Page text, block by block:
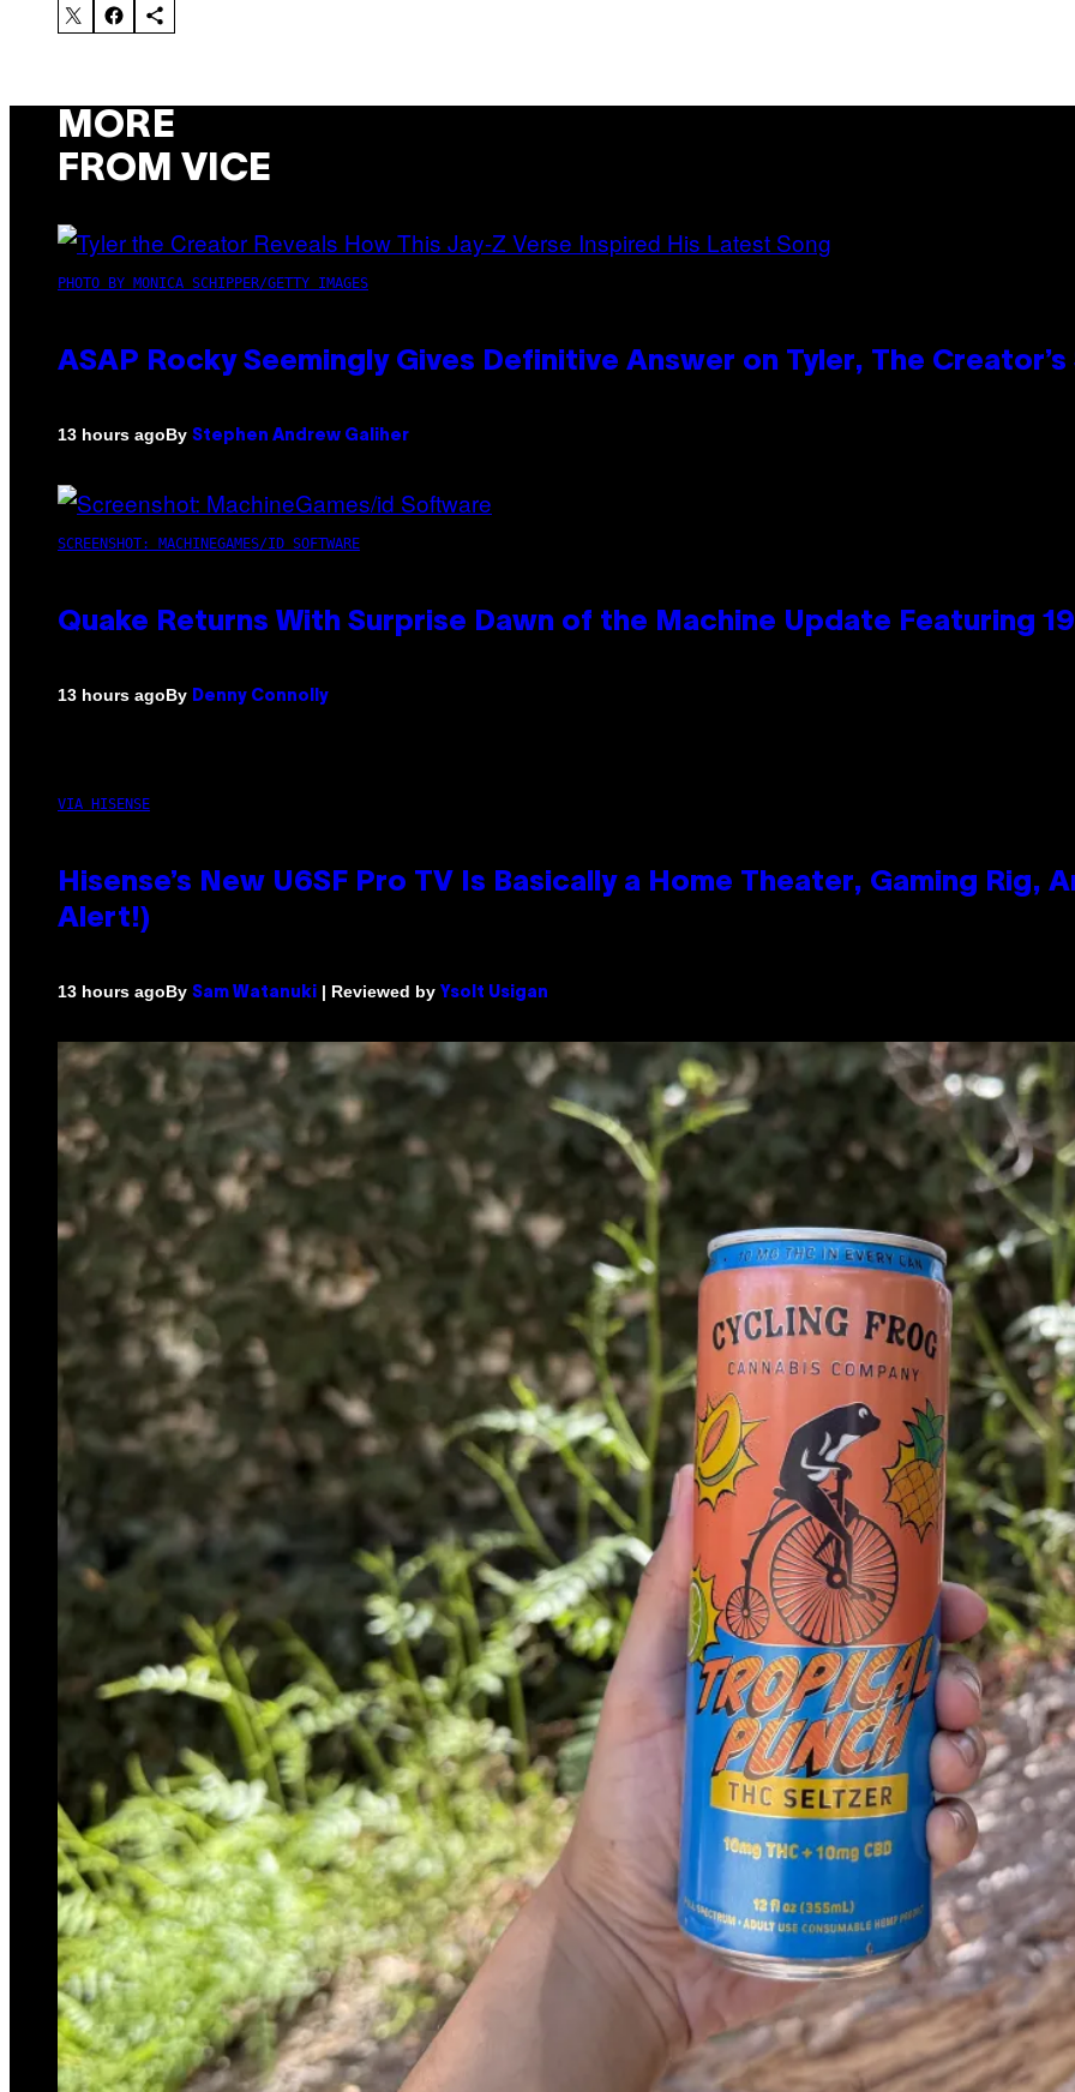
MORE
FROM VICE
PHOTO BY MONICA SCHIPPER/GETTY IMAGES
ASAP Rocky Seemingly Gives Definitive Answer on Tyler, The Creator’s
13 hours agoBy Stephen Andrew Galiher
SCREENSHOT: MACHINEGAMES/ID SOFTWARE
Quake Returns With Surprise Dawn of the Machine Update Featuring
13 hours agoBy Denny Connolly
VIA HISENSE
Hisense’s New U6SF Pro TV Is Basically a Home Theater, Gaming Rig,
Alert!)
13 hours agoBy Sam Watanuki | Reviewed by Ysolt Usigan